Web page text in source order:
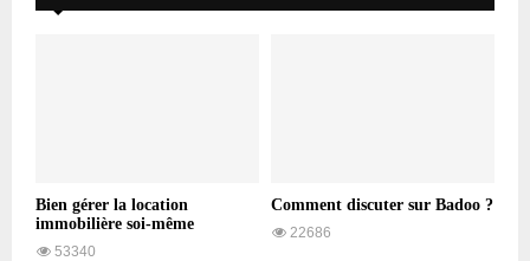
Bien gérer la location
immobilière soi-même
53340
Comment discuter sur Badoo ?
22686